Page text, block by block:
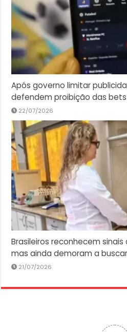
Após governo limitar
defendem proibição das bets
22/07/2026
Brasileiros reconhecem
mas ainda demoram a
21/07/2026